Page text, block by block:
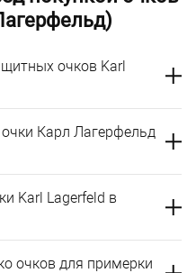
очков Karl
Карл Лагерфельд
Karl Lagerfeld в
очков для примерки